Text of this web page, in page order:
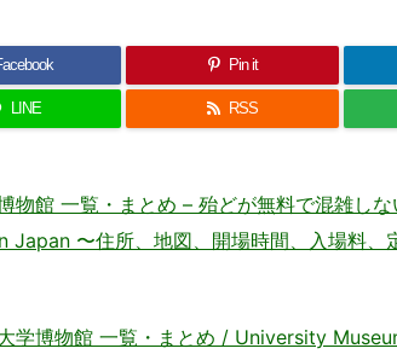
Pin it
LINE RSS
物館 一覧・まとめ – 殆どが無料で混雑し
〜住所、地図、開場時間、入場料、
学博物館 一覧・まとめ / University